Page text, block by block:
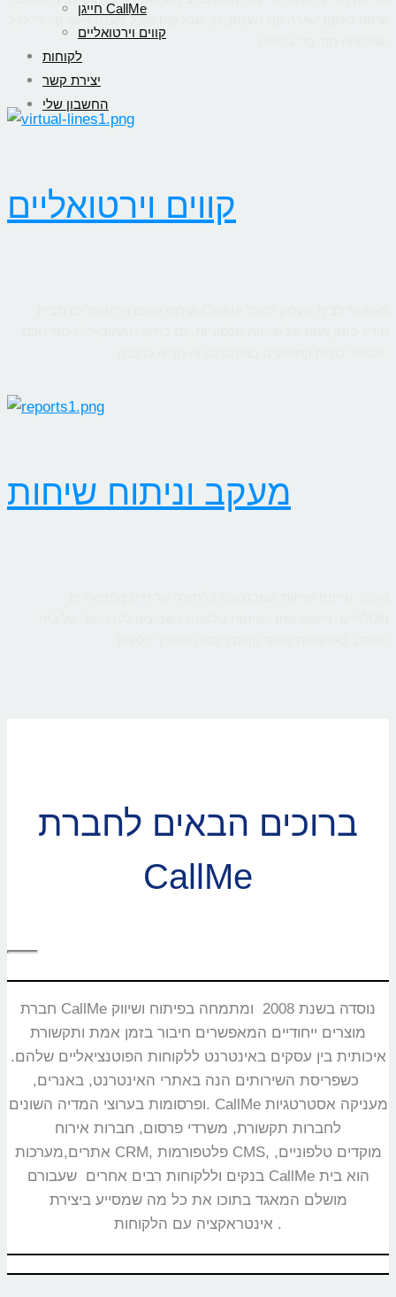
חייגן CallMe
קווים וירטואליים
לקוחות
יצירת קשר
החשבון שלי
שיחת טלפון ישירה עם העסק, כך שהלקוח יקבל מענה אישי ומיידי לכל
קווים וירטואליים
מעקב וניתוח שיחות
ברוכים הבאים לחברת
CallMe
חברת CallMe נוסדה בשנת 2008 ומתמחה בפיתוח ושיווק
מוצרים ייחודיים המאפשרים חיבור בזמן אמת ותקשורת
איכותית בין עסקים באינטרנט ללקוחות הפוטנציאליים שלהם.
כשפריסת השירותים הנה באתרי האינטרנט, באנרים,
ופרסומות בערוצי המדיה השונים. CallMe מעניקה אסטרטגיות
לחברות תקשורת, משרדי פרסום, חברות אירוח
אתרים,מערכות CRM, פלטפורמות CMS, מוקדים טלפוניים,
בנקים וללקוחות רבים אחרים שעבורם CallMe הוא בית
מושלם המאגד בתוכו את כל מה שמסייע ביצירת
אינטראקציה עם הלקוחות.